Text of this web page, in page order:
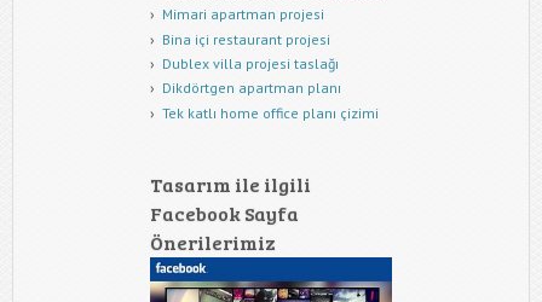
Mimari apartman projesi
Bina içi restaurant projesi
Dublex villa projesi taslağı
Dikdörtgen apartman planı
Tek katlı home office planı çizimi
Tasarım ile ilgili
Facebook Sayfa
Önerilerimiz